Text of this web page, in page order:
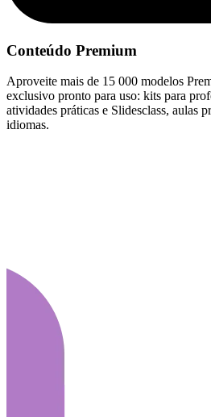
Conteúdo Premium
Aproveite mais de 15 000 modelos
exclusivo pronto para uso: kits para
atividades práticas e Slidesclass, aulas
idiomas.